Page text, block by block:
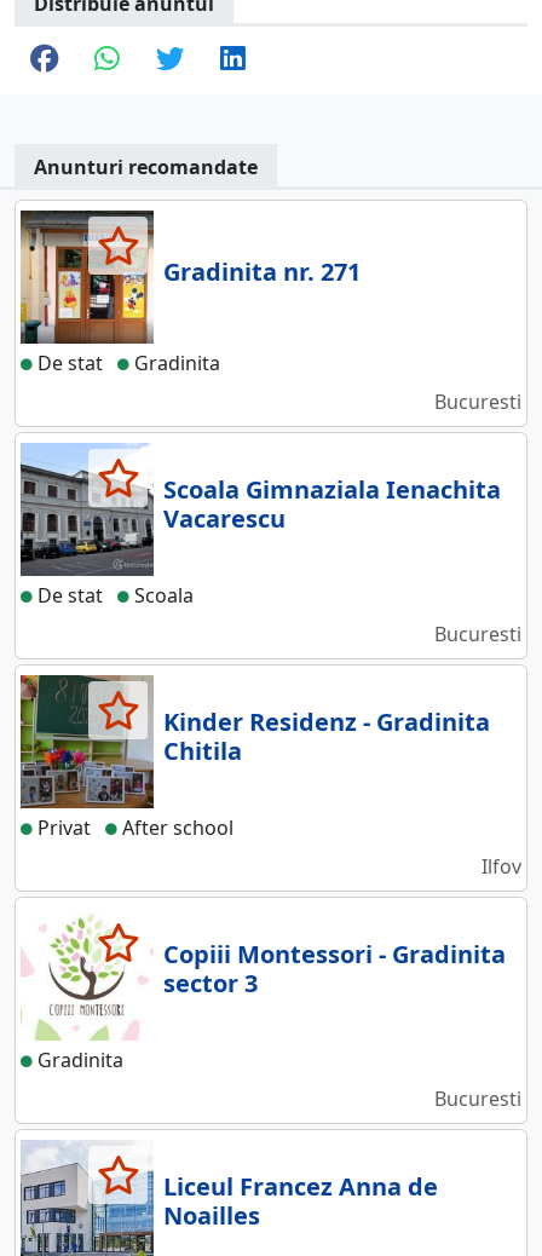
Anunturi recomandate
Gradinita nr. 271
De stat
Gradinita
Bucuresti
Scoala Gimnaziala Ienachita
Vacarescu
De stat
Scoala
Bucuresti
Kinder Residenz - Gradinita
Chitila
Privat
After school
Ilfov
Copiii Montessori - Gradinita
sector 3
Gradinita
Bucuresti
Liceul Francez Anna de
Noailles